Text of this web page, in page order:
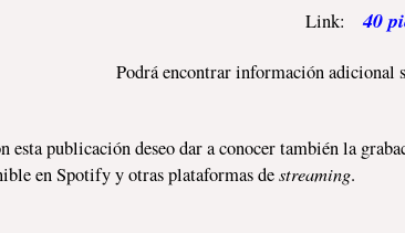
Link:40
Podrá encontrar información adicional
esta publicación deseo dar a conocer también la
en Spotify y otras plataformas destreaming.